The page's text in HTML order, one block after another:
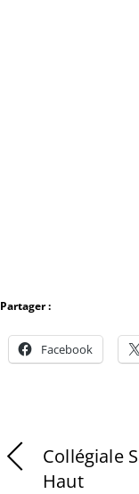
Partager :
Facebook
Collégiale
Haut